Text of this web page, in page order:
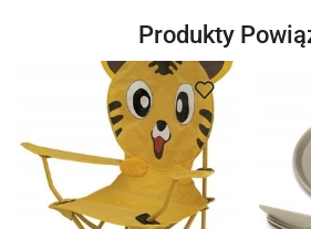
Produkty